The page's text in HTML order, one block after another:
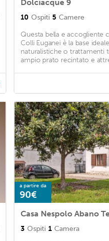
Dolciacque 9
10 Ospiti 5 Camere
Questa bella e accogliente
Colli Euganei è la base
naturalistiche o trattamenti
ampio prato recintato e
a partire da
90€
Casa Nespolo Abano
3 Ospiti 1 Camera